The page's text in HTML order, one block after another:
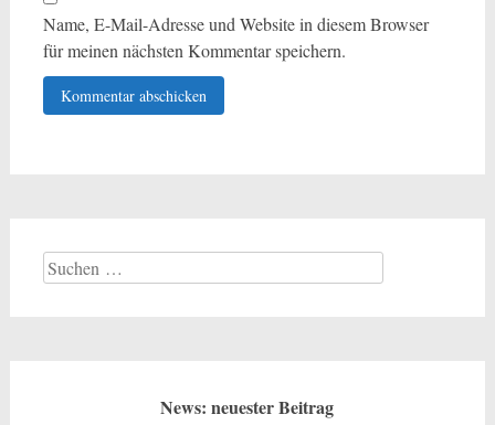
Name, E-Mail-Adresse und Website in diesem Browser
für meinen nächsten Kommentar speichern.
Suchen
nach:
News: neuester Beitrag